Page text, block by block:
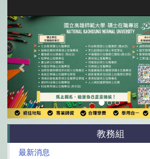
Previous
教務組
最新消息